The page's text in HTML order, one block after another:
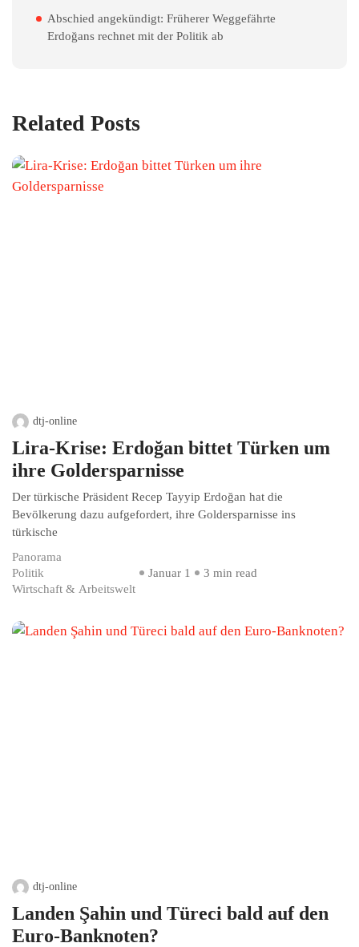
Abschied angekündigt: Früherer Weggefährte
Erdoğans rechnet mit der Politik ab
Related Posts
dtj-online
Lira-Krise: Erdoğan bittet Türken um
ihre Goldersparnisse
Der türkische Präsident Recep Tayyip Erdoğan hat die
Bevölkerung dazu aufgefordert, ihre Goldersparnisse ins
türkische
Panorama
Politik
Wirtschaft & Arbeitswelt
Januar 1 3 min read
dtj-online
Landen Şahin und Türeci bald auf den
Euro-Banknoten?